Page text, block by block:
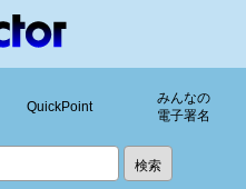
QuickPoint
みんなの
電子署名